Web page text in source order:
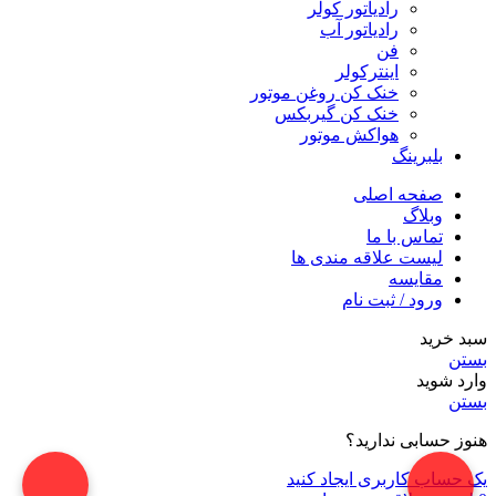
رادیاتور کولر
رادیاتور آب
فن
اینترکولر
خنک کن روغن موتور
خنک کن گیربکس
هواکش موتور
بلبرینگ
صفحه اصلی
وبلاگ
تماس با ما
لیست علاقه مندی ها
مقایسه
ورود / ثبت نام
سبد خرید
بستن
وارد شوید
بستن
هنوز حسابی ندارید؟
یک حساب کاربری ایجاد کنید